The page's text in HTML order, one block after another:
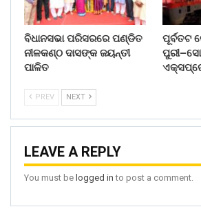
ବିଧାନସଭା ପରିସରରେ ପଣ୍ଡିତ
ନୀଳକଣ୍ଠ ଦାସଙ୍କ ଜୟନ୍ତୀ
ପାଳିତ
ପୂର୍ବତଟ
PREV NEXT
LEAVE A REPLY
You must be logged in to post a comment.